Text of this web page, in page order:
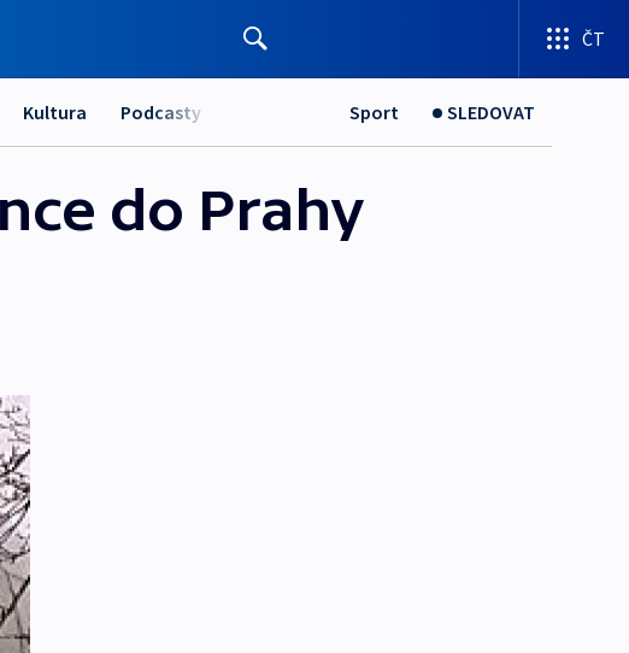
ČT
Kultura Podcasty Sport SLEDOVAT
do Prahy